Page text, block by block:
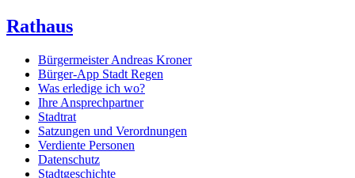
Rathaus
Bürgermeister Andreas Kroner
Bürger-App Stadt Regen
Was erledige ich wo?
Ihre Ansprechpartner
Stadtrat
Satzungen und Verordnungen
Verdiente Personen
Datenschutz
Stadtgeschichte